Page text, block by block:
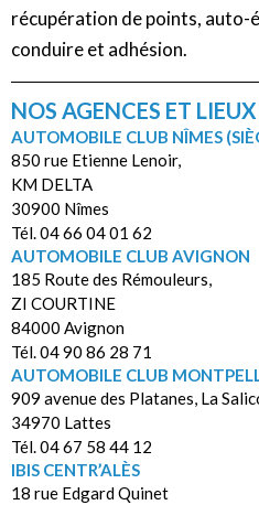
récupération de points, auto-
conduire et adhésion.
NOS AGENCES ET
AUTOMOBILE CLUB NÎMES
850 rue Etienne Lenoir,
KM DELTA
30900 Nîmes
Tél. 04 66 04 01 62
AUTOMOBILE CLUB AVIGNON
185 Route des Rémouleurs,
ZI COURTINE
84000 Avignon
Tél. 04 90 86 28 71
AUTOMOBILE CLUB
909 avenue des Platanes, La
34970 Lattes
Tél. 04 67 58 44 12
IBIS CENTR’ALÈS
18 rue Edgard Quinet